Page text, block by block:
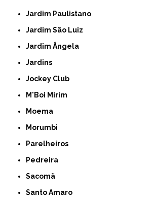
Jardim Paulistano
Jardim São Luiz
Jardim Ângela
Jardins
Jockey Club
M'Boi Mirim
Moema
Morumbi
Parelheiros
Pedreira
Sacomã
Santo Amaro